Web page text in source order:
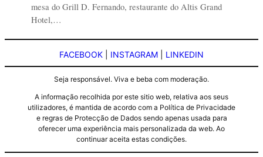
mesa do Grill D. Fernando, restaurante do Altis Grand
Hotel,…
FACEBOOK INSTAGRAM LINKEDIN
Seja responsável. Viva e beba com moderação.
A informação recolhida por este sitio web, relativa aos seus
utilizadores, é mantida de acordo com a Política de Privacidade
e regras de Protecção de Dados sendo apenas usada para
oferecer uma experiência mais personalizada da web. Ao
continuar aceita estas condições.